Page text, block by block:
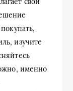
изучите
именно